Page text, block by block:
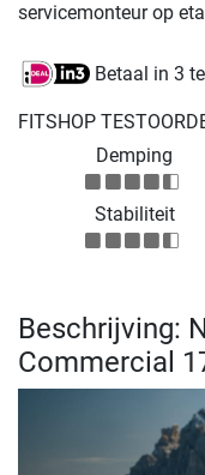
FITSHOP
Demping
Stabiliteit
servicemonteur op
Betaal in 3
Beschrijving:
Commercial